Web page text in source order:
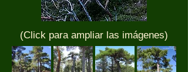
(Click para ampliar las imágenes)